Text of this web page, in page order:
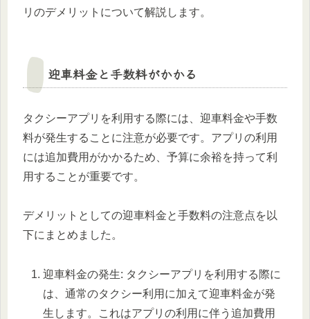
リのデメリットについて解説します。
迎車料金と手数料がかかる
タクシーアプリを利用する際には、迎車料金や手数
料が発生することに注意が必要です。アプリの利用
には追加費用がかかるため、予算に余裕を持って利
用することが重要です。
デメリットとしての迎車料金と手数料の注意点を以
下にまとめました。
迎車料金の発生: タクシーアプリを利用する際に
は、通常のタクシー利用に加えて迎車料金が発
生します。これはアプリの利用に伴う追加費用